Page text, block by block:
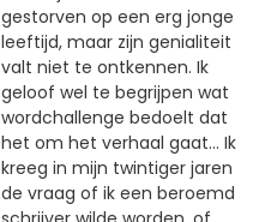
gestorven op een erg jonge
leeftijd, maar zijn genialiteit
valt niet te ontkennen. Ik
geloof wel te begrijpen wat
wordchallenge bedoelt dat
het om het verhaal gaat... Ik
kreeg in mijn twintiger jaren
de vraag of ik een beroemd